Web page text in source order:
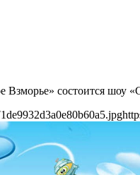
Взморье» состоится шоу